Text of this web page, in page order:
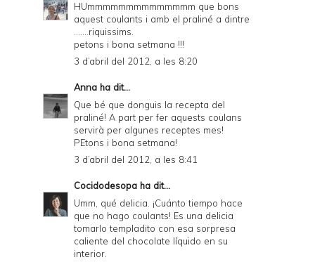
i
e
n
d
l
y
a
d
P
D
HUmmmmmmmmmmmmmm que bons
aquest coulants i amb el praliné a dintre
.......riquissims.
petons i bona setmana !!!
3 d’abril del 2012, a les 8:20
Anna ha dit...
Que bé que donguis la recepta del
praliné! A part per fer aquests coulans
servirà per algunes receptes mes!
PEtons i bona setmana!
3 d’abril del 2012, a les 8:41
Cocidodesopa ha dit...
Umm, qué delicia. ¡Cuánto tiempo hace
que no hago coulants! Es una delicia
tomarlo templadito con esa sorpresa
caliente del chocolate líquido en su
interior.